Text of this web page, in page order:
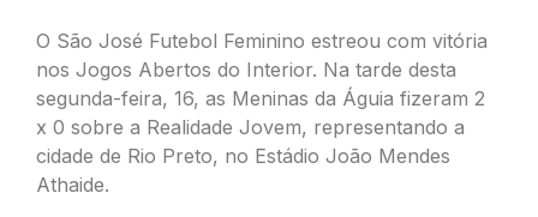
O São José Futebol Feminino estreou com vitória
nos Jogos Abertos do Interior. Na tarde desta
segunda-feira, 16, as Meninas da Águia fizeram 2
x 0 sobre a Realidade Jovem, representando a
cidade de Rio Preto, no Estádio João Mendes
Athaide.